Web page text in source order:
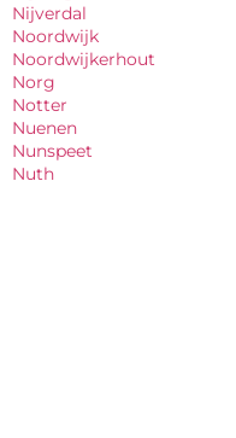
Nijverdal
Noordwijk
Noordwijkerhout
Norg
Notter
Nuenen
Nunspeet
Nuth